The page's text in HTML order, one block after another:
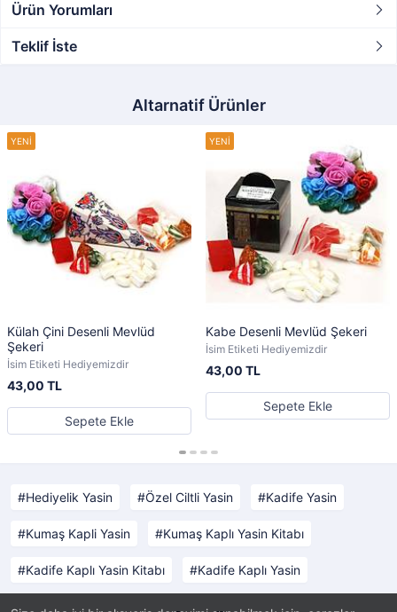
Ürün Yorumları
Teklif İste
Altarnatif Ürünler
Külah Çini Desenli Mevlüd
Şekeri
İsim Etiketi Hediyemizdir
43,00 TL
Sepete Ekle
Kabe Desenli Mevlüd Şekeri
İsim Etiketi Hediyemizdir
43,00 TL
Sepete Ekle
Hediyelik Yasin Özel Ciltli Yasin Kadife Yasin
Kumaş Kapli Yasin Kumaş Kaplı Yasin Kitabı
Kadife Kaplı Yasin Kitabı Kadife Kaplı Yasin